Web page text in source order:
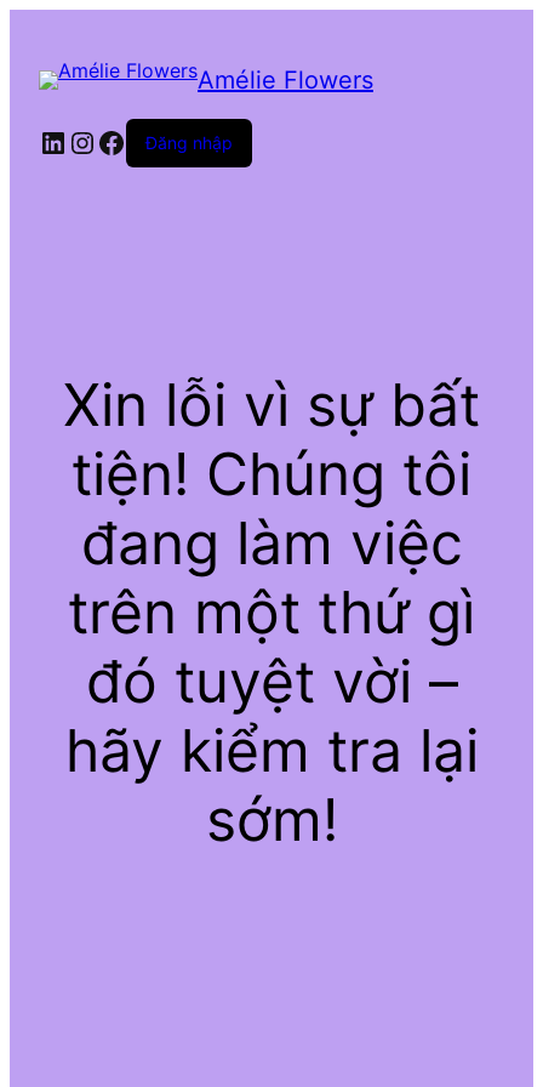
Amélie Flowers
LinkedIn
Instagram
Facebook
Đăng nhập
Xin lỗi vì sự bất
tiện! Chúng tôi
đang làm việc
trên một thứ gì
đó tuyệt vời –
hãy kiểm tra lại
sớm!